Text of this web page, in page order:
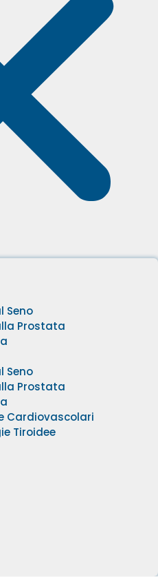
Seno
Prostata
Seno
Prostata
Cardiovascolari
Tiroidee